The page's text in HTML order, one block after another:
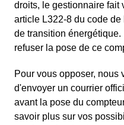
droits, le gestionnaire fait
article L322-8 du code
de transition
refuser la pose de ce
Pour vous opposer, nous
d'envoyer un courrier
avant la pose du
savoir plus sur vos